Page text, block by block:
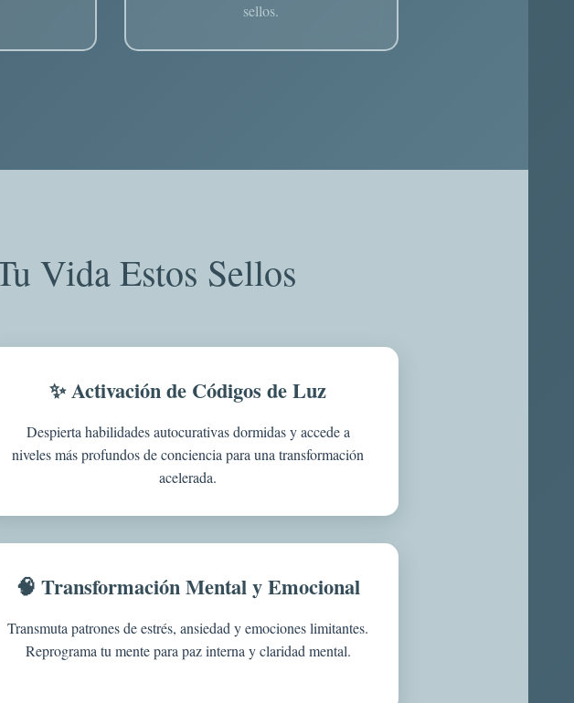
sellos.
Vida Estos Sellos
✨ Activación de Códigos de Luz
Despierta habilidades autocurativas dormidas y accede a
niveles más profundos de conciencia para una transformación
acelerada.
🧠 Transformación Mental y Emocional
Transmuta patrones de estrés, ansiedad y emociones limitantes.
Reprograma tu mente para paz interna y claridad mental.